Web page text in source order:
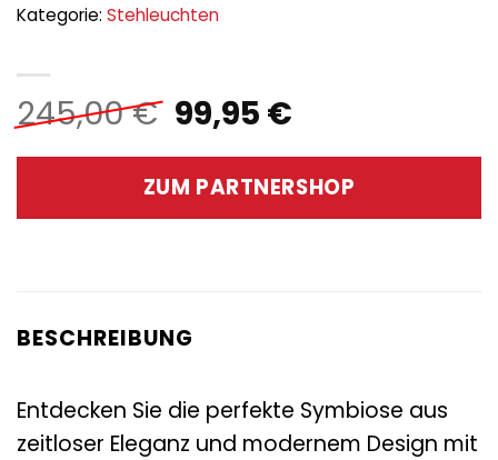
245,00€ Ursprünglicher
Preis
war:
245,00 €
99,95 €Aktueller
ist:
99,95 €.
ZUM PARTNERSHOP
Kategorie: Stehleuchten
BESCHREIBUNG
Entdecken Sie die perfekte Symbiose aus
zeitloser Eleganz und modernem Design mit